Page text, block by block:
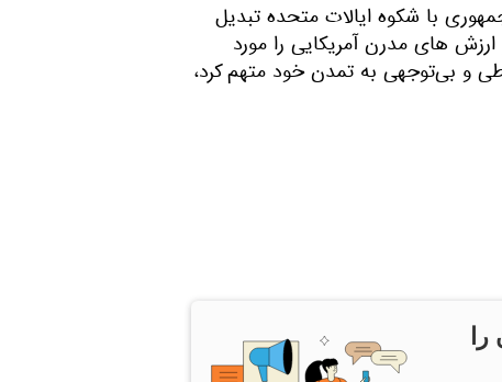
با شکوه ایالات متحده تبدیل
های مدرن آمریکایی را مورد
و بی‌توجهی به تمدن خود متهم کرد،
را